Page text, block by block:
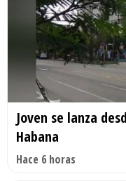
Joven se lanza
Habana
Hace 6 horas